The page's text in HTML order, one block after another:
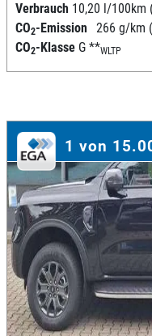
Verbrauch 10,20 l/100km
CO2-Emission 266 g/km
CO2-Klasse G **WLTP
1 von